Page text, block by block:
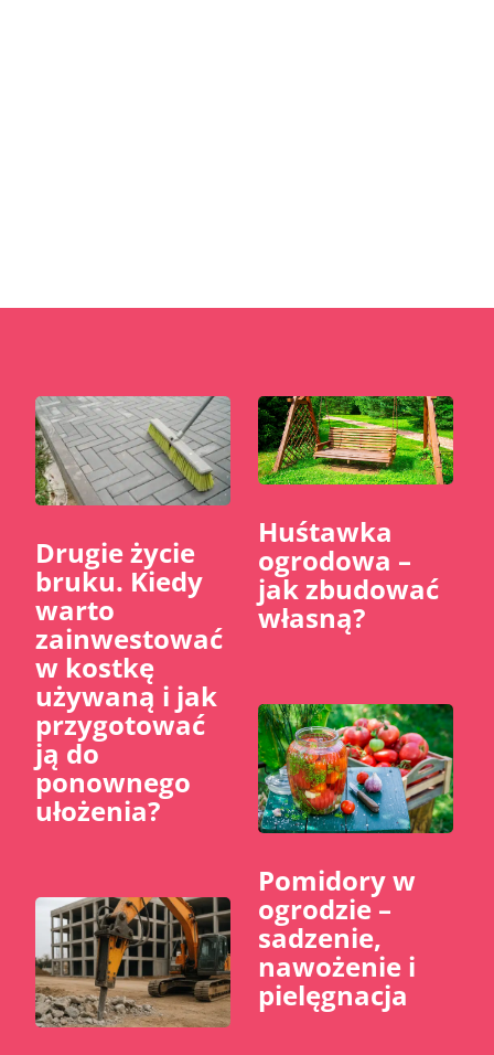
​Drugie życie
bruku. Kiedy
warto
zainwestować
w kostkę
używaną i jak
przygotować
ją do
ponownego
ułożenia?
Huśtawka
ogrodowa –
jak zbudować
własną?
Pomidory w
ogrodzie –
sadzenie,
nawożenie i
pielęgnacja